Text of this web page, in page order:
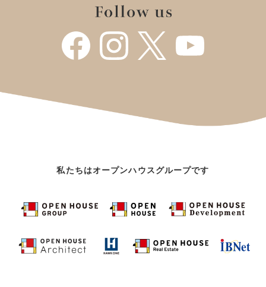
私たちはオープンハウスグループです